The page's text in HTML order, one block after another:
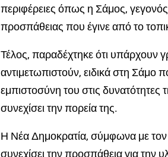
περιφέρειες όπως η Σάμος,
προσπάθειας που έγινε από το
Τέλος, παραδέχτηκε ότι υπάρχουν
αντιμετωπιστούν, ειδικά στη Σάμο
εμπιστοσύνη του στις δυνατότητες
συνεχίσει την πορεία της.
Η Νέα Δημοκρατία, σύμφωνα με
συνεχίσει την προσπάθεια για την